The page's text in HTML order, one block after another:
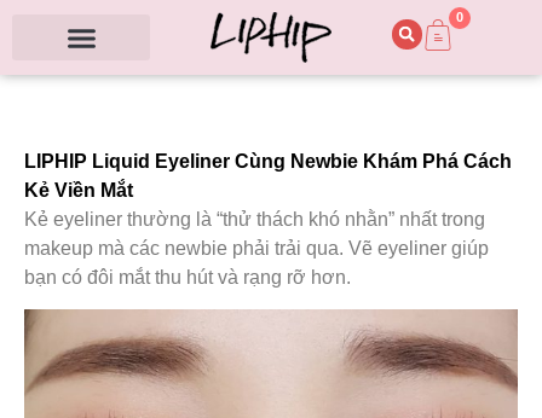
0
LIPHIP Liquid Eyeliner Cùng Newbie Khám Phá Cách
Kẻ Viền Mắt
Kẻ eyeliner thường là “thử thách khó nhằn” nhất trong
makeup mà các newbie phải trải qua. Vẽ eyeliner giúp
bạn có đôi mắt thu hút và rạng rỡ hơn.